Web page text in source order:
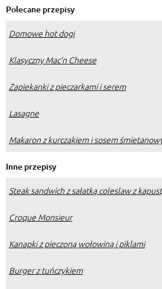
Polecane przepisy
Domowe hot dogi
Klasyczny Mac’n Cheese
Zapiekanki z pieczarkami i serem
Lasagne
Makaron z kurczakiem i sosem
Inne przepisy
Steak sandwich z sałatką coleslaw z
Croque Monsieur
Kanapki z pieczoną wołowiną i piklami
Burger z tuńczykiem